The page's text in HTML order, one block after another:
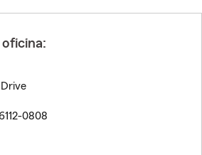
oficina:
0808